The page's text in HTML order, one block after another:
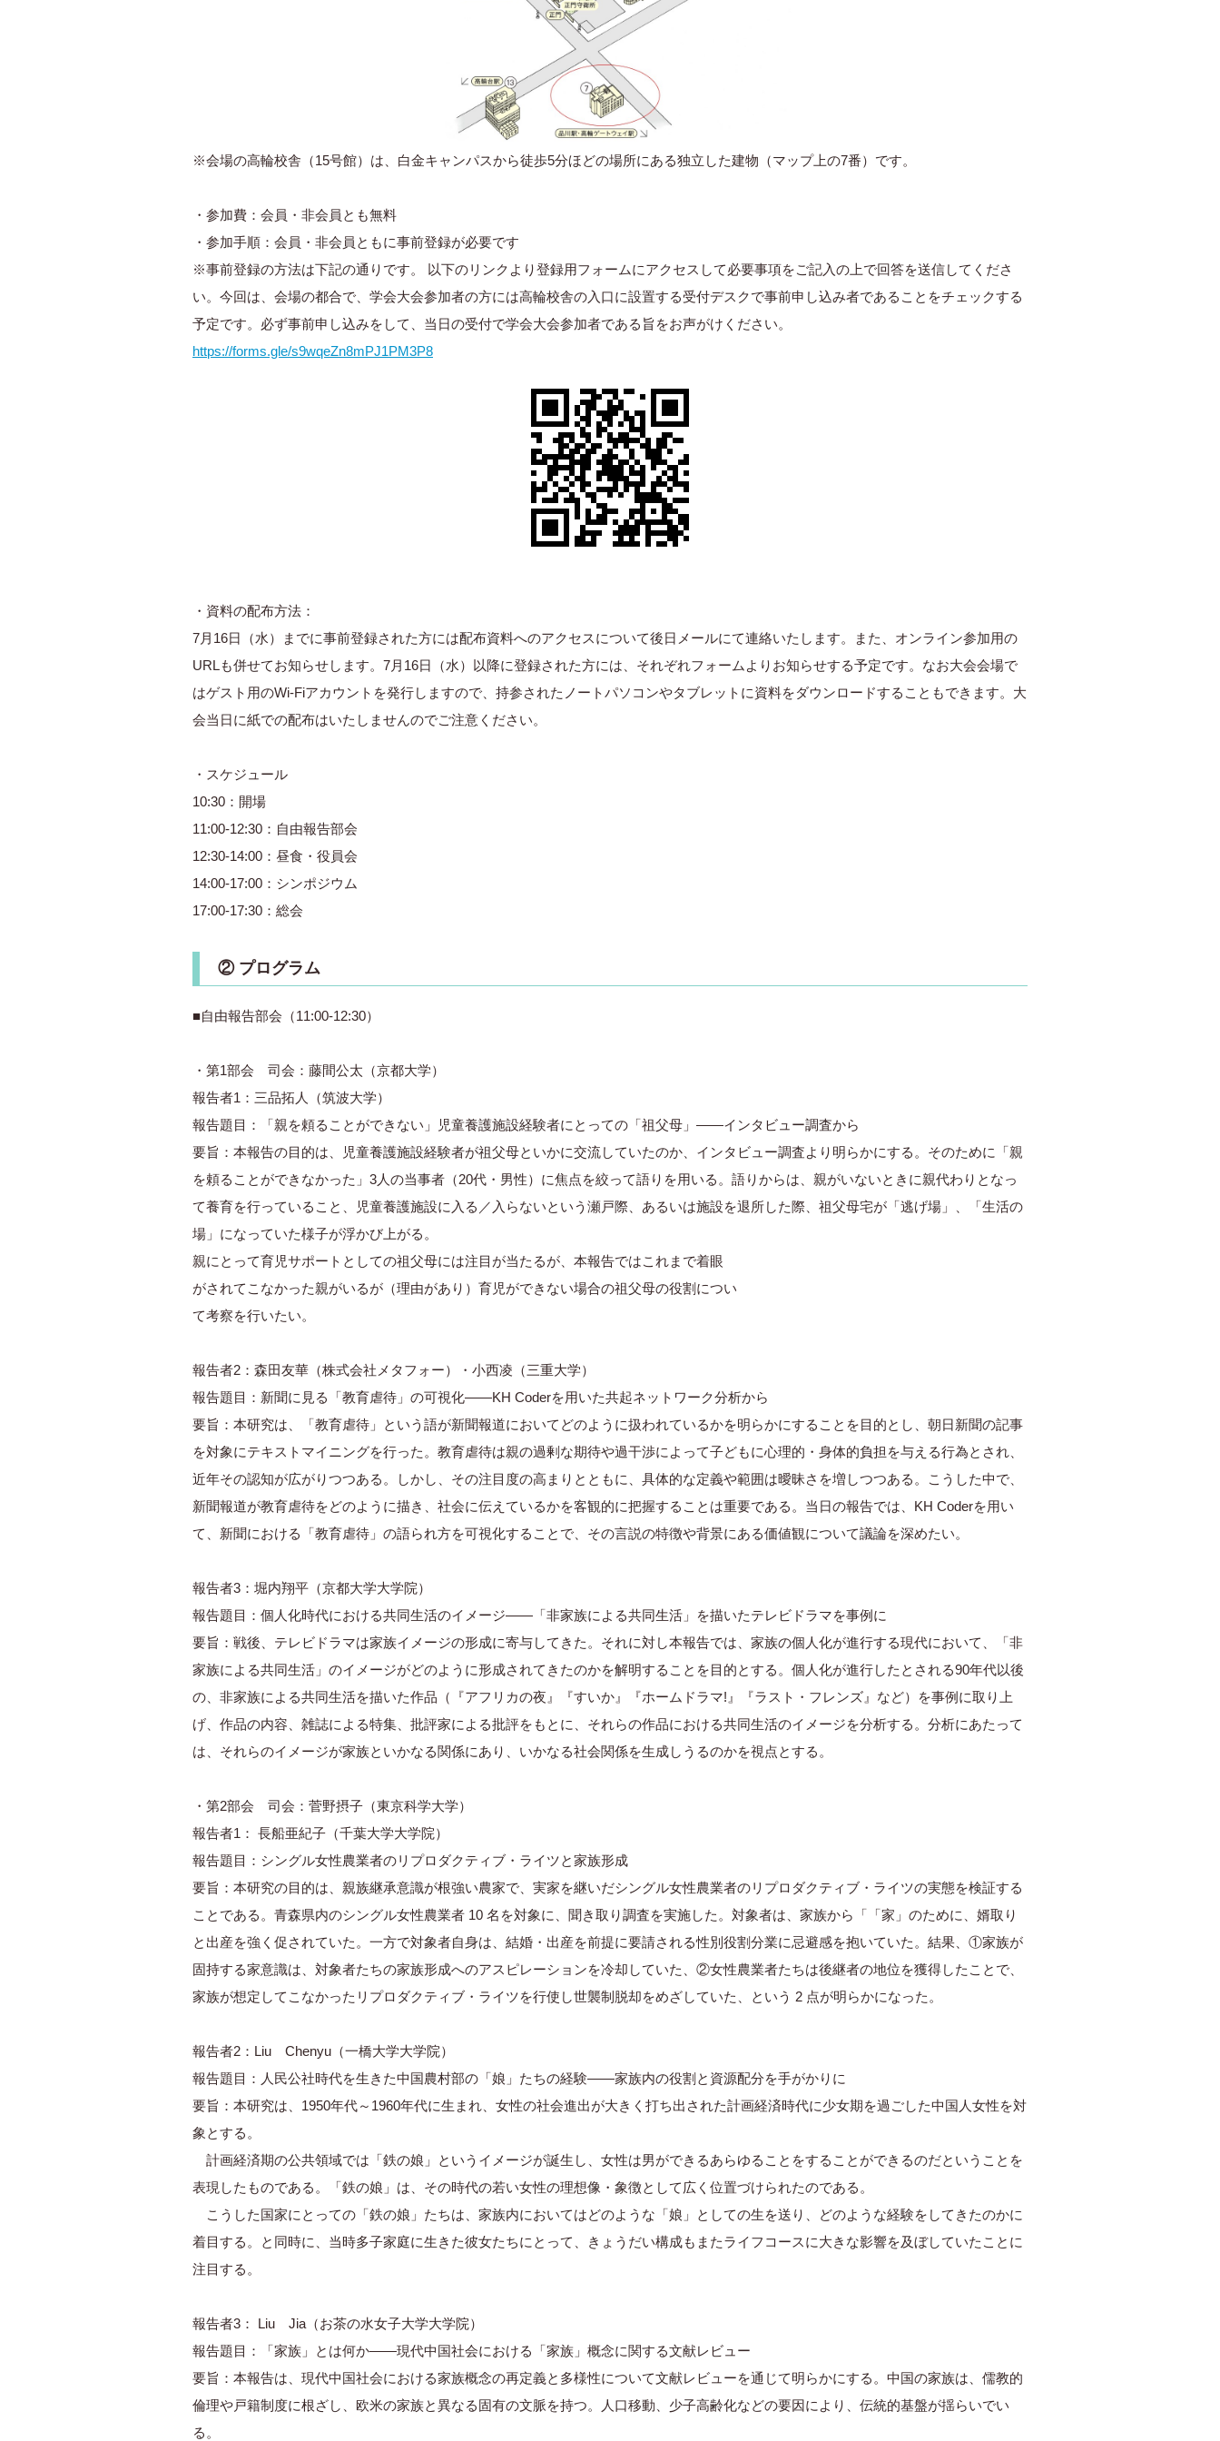
※会場の高輪校舎（15号館）は、白金キャンパスから徒歩5分ほどの場所にある独立した建物（マップ上の7番）です。
・参加費：会員・非会員とも無料
・参加手順：会員・非会員ともに事前登録が必要です
※事前登録の方法は下記の通りです。 以下のリンクより登録用フォームにアクセスして必要事項をご記入の上で回答を送信してくださ
い。今回は、会場の都合で、学会大会参加者の方には高輪校舎の入口に設置する受付デスクで事前申し込み者であることをチェックする
予定です。必ず事前申し込みをして、当日の受付で学会大会参加者である旨をお声がけください。
https://forms.gle/s9wqeZn8mPJ1PM3P8
・資料の配布方法：
7月16日（水）までに事前登録された方には配布資料へのアクセスについて後日メールにて連絡いたします。また、オンライン参加用の
URLも併せてお知らせします。7月16日（水）以降に登録された方には、それぞれフォームよりお知らせする予定です。なお大会会場で
はゲスト用のWi-Fiアカウントを発行しますので、持参されたノートパソコンやタブレットに資料をダウンロードすることもできます。大
会当日に紙での配布はいたしませんのでご注意ください。
・スケジュール
10:30：開場
11:00-12:30：自由報告部会
12:30-14:00：昼食・役員会
14:00-17:00：シンポジウム
17:00-17:30：総会
② プログラム
■自由報告部会（11:00-12:30）
・第1部会 司会：藤間公太（京都大学）
報告者1：三品拓人（筑波大学）
報告題目：「親を頼ることができない」児童養護施設経験者にとっての「祖父母」――インタビュー調査から
要旨：本報告の目的は、児童養護施設経験者が祖父母といかに交流していたのか、インタビュー調査より明らかにする。そのために「親
を頼ることができなかった」3人の当事者（20代・男性）に焦点を絞って語りを用いる。語りからは、親がいないときに親代わりとなっ
て養育を行っていること、児童養護施設に入る／入らないという瀬戸際、あるいは施設を退所した際、祖父母宅が「逃げ場」、「生活の
場」になっていた様子が浮かび上がる。
親にとって育児サポートとしての祖父母には注目が当たるが、本報告ではこれまで着眼
がされてこなかった親がいるが（理由があり）育児ができない場合の祖父母の役割につい
て考察を行いたい。
報告者2：森田友華（株式会社メタフォー）・小西凌（三重大学）
報告題目：新聞に見る「教育虐待」の可視化――KH Coderを用いた共起ネットワーク分析から
要旨：本研究は、「教育虐待」という語が新聞報道においてどのように扱われているかを明らかにすることを目的とし、朝日新聞の記事
を対象にテキストマイニングを行った。教育虐待は親の過剰な期待や過干渉によって子どもに心理的・身体的負担を与える行為とされ、
近年その認知が広がりつつある。しかし、その注目度の高まりとともに、具体的な定義や範囲は曖昧さを増しつつある。こうした中で、
新聞報道が教育虐待をどのように描き、社会に伝えているかを客観的に把握することは重要である。当日の報告では、KH Coderを用い
て、新聞における「教育虐待」の語られ方を可視化することで、その言説の特徴や背景にある価値観について議論を深めたい。
報告者3：堀内翔平（京都大学大学院）
報告題目：個人化時代における共同生活のイメージ――「非家族による共同生活」を描いたテレビドラマを事例に
要旨：戦後、テレビドラマは家族イメージの形成に寄与してきた。それに対し本報告では、家族の個人化が進行する現代において、「非
家族による共同生活」のイメージがどのように形成されてきたのかを解明することを目的とする。個人化が進行したとされる90年代以後
の、非家族による共同生活を描いた作品（『アフリカの夜』『すいか』『ホームドラマ!』『ラスト・フレンズ』など）を事例に取り上
げ、作品の内容、雑誌による特集、批評家による批評をもとに、それらの作品における共同生活のイメージを分析する。分析にあたって
は、それらのイメージが家族といかなる関係にあり、いかなる社会関係を生成しうるのかを視点とする。
・第2部会 司会：菅野摂子（東京科学大学）
報告者1： 長船亜紀子（千葉大学大学院）
報告題目：シングル女性農業者のリプロダクティブ・ライツと家族形成
要旨：本研究の目的は、親族継承意識が根強い農家で、実家を継いだシングル女性農業者のリプロダクティブ・ライツの実態を検証する
ことである。青森県内のシングル女性農業者 10 名を対象に、聞き取り調査を実施した。対象者は、家族から「「家」のために、婿取り
と出産を強く促されていた。一方で対象者自身は、結婚・出産を前提に要請される性別役割分業に忌避感を抱いていた。結果、①家族が
固持する家意識は、対象者たちの家族形成へのアスピレーションを冷却していた、②女性農業者たちは後継者の地位を獲得したことで、
家族が想定してこなかったリプロダクティブ・ライツを行使し世襲制脱却をめざしていた、という 2 点が明らかになった。
報告者2：Liu Chenyu（一橋大学大学院）
報告題目：人民公社時代を生きた中国農村部の「娘」たちの経験――家族内の役割と資源配分を手がかりに
要旨：本研究は、1950年代～1960年代に生まれ、女性の社会進出が大きく打ち出された計画経済時代に少女期を過ごした中国人女性を対
象とする。
計画経済期の公共領域では「鉄の娘」というイメージが誕生し、女性は男ができるあらゆることをすることができるのだということを
表現したものである。「鉄の娘」は、その時代の若い女性の理想像・象徴として広く位置づけられたのである。
こうした国家にとっての「鉄の娘」たちは、家族内においてはどのような「娘」としての生を送り、どのような経験をしてきたのかに
着目する。と同時に、当時多子家庭に生きた彼女たちにとって、きょうだい構成もまたライフコースに大きな影響を及ぼしていたことに
注目する。
報告者3： Liu Jia（お茶の水女子大学大学院）
報告題目：「家族」とは何か――現代中国社会における「家族」概念に関する文献レビュー
要旨：本報告は、現代中国社会における家族概念の再定義と多様性について文献レビューを通じて明らかにする。中国の家族は、儒教的
倫理や戸籍制度に根ざし、欧米の家族と異なる固有の文脈を持つ。人口移動、少子高齢化などの要因により、伝統的基盤が揺らいでい
る。